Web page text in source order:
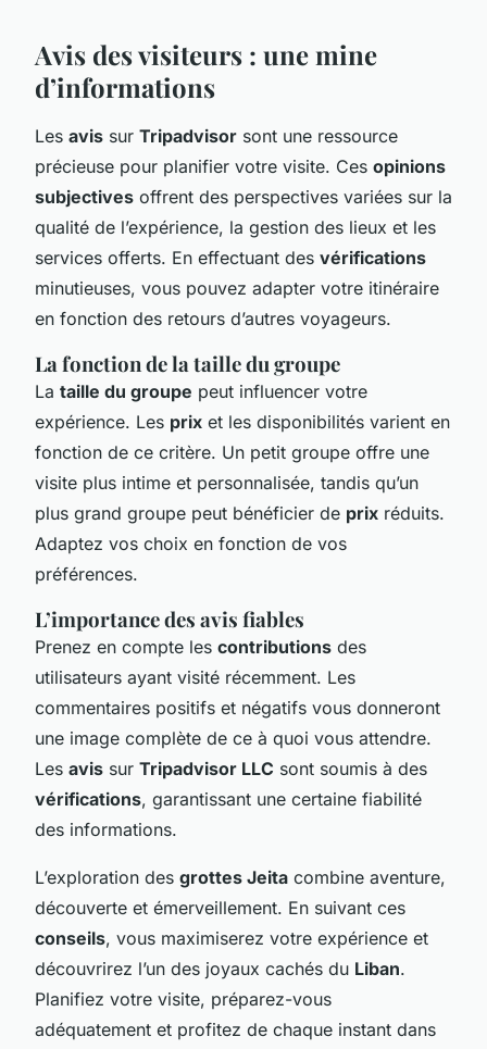
Avis des visiteurs : une mine
d’informations
Les avis sur Tripadvisor sont une ressource
précieuse pour planifier votre visite. Ces opinions
subjectives offrent des perspectives variées sur la
qualité de l’expérience, la gestion des lieux et les
services offerts. En effectuant des vérifications
minutieuses, vous pouvez adapter votre itinéraire
en fonction des retours d’autres voyageurs.
La fonction de la taille du groupe
La taille du groupe peut influencer votre
expérience. Les prix et les disponibilités varient en
fonction de ce critère. Un petit groupe offre une
visite plus intime et personnalisée, tandis qu’un
plus grand groupe peut bénéficier de prix réduits.
Adaptez vos choix en fonction de vos
préférences.
L’importance des avis fiables
Prenez en compte les contributions des
utilisateurs ayant visité récemment. Les
commentaires positifs et négatifs vous donneront
une image complète de ce à quoi vous attendre.
Les avis sur Tripadvisor LLC sont soumis à des
vérifications, garantissant une certaine fiabilité
des informations.
L’exploration des grottes Jeita combine aventure,
découverte et émerveillement. En suivant ces
conseils, vous maximiserez votre expérience et
découvrirez l’un des joyaux cachés du Liban.
Planifiez votre visite, préparez-vous
adéquatement et profitez de chaque instant dans